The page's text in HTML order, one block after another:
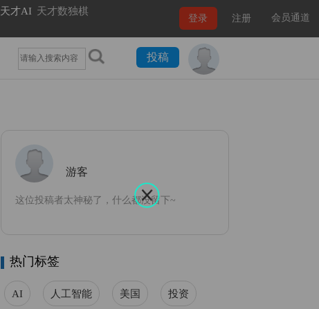
天才AI 天才数独棋
会员通道
注册
登录
投稿
游客
这位投稿者太神秘了，什么都没留下~
热门标签
AI 人工智能 美国 投资